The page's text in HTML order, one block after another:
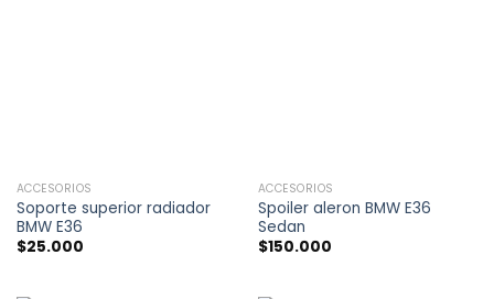
ACCESORIOS
Soporte superior radiador
BMW E36
$25.000
ACCESORIOS
Spoiler aleron BMW E36
Sedan
$150.000